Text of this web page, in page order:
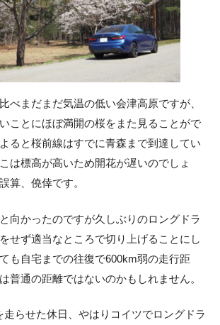
べまだまだ気温の低い会津高原ですが、
ことにほぼ満開の桜をまた見ることがで
ると桜前線はすでに青森まで到達してい
は標高が高いため開花が遅いのでしょ
算、僥倖です。
向かったのですが久しぶりのロングドラ
せず適当なところで切り上げることにし
も自宅までの往復で600km弱の走行距
普通の距離ではないのかもしれません。
走らせた休日、やはりコイツでロングドラ